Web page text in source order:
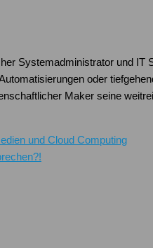
Systemadministrator und
oder
Maker seine
und Cloud Computing